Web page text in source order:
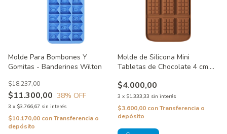
Molde Para Bombones Y
Gomitas - Banderines Wilton
$11.300,00
$18.237,00
38% OFF
3 x $3.766,67 sin interés
$10.170,00 conTransferencia o
depósito
Molde de Silicona Mini
Tabletas de Chocolate 4 cm.
$4.000,00
3 x $1.333,33 sin interés
$3.600,00 conTransferencia o
depósito